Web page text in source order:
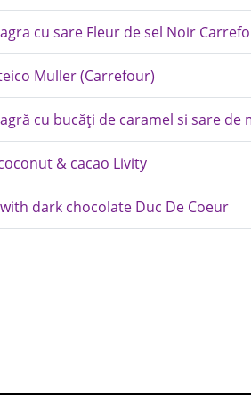
cu sare Fleur de sel Noir
Muller (Carrefour)
cu bucăți de caramel si sare de
& cacao Livity
dark chocolate Duc De Coeur